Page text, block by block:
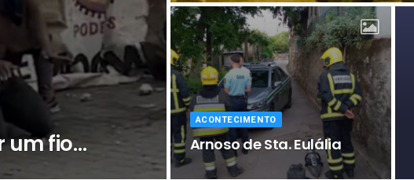
um fio…
ACONTECIMENTO
Arnoso de Sta. Eulália